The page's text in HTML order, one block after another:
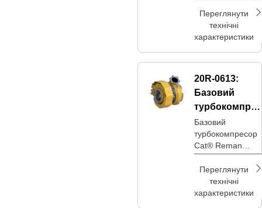
Переглянути
технічні
характеристики
20R-0613:
Базовий
турбокомпрес
ор Reman
Базовий
турбокомпресор
Cat® Reman
TPS57D
Переглянути
технічні
характеристики